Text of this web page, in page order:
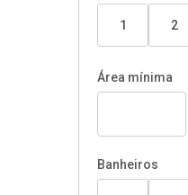
1 2
Área mínima
Banheiros